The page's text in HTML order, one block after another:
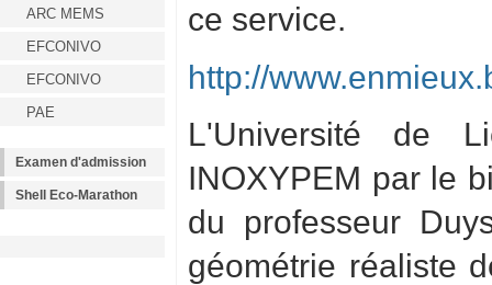
ARC MEMS
EFCONIVO
EFCONIVO
PAE
Examen d'admission
Shell Eco-Marathon
ce service.
http://
L'Université de
INOXYPEM par le
du professeur
géométrie réaliste